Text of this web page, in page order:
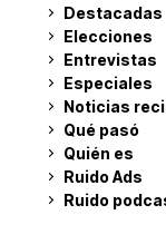
Destacadas
Elecciones
Entrevistas
Especiales
Noticias
Qué pasó
Quién es
Ruido Ads
Ruido